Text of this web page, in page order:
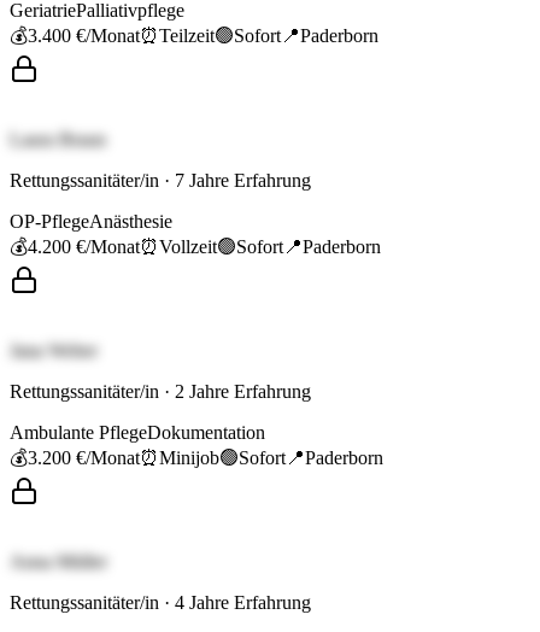
GeriatriePalliativpflege
💰3.400 €/Monat⏰Teilzeit🟢Sofort 📍Paderborn
Laura Braun
Rettungssanitäter/in · 7 Jahre Erfahrung
OP-PflegeAnästhesie
💰4.200 €/Monat⏰Vollzeit🟢Sofort 📍Paderborn
Jana Weber
Rettungssanitäter/in · 2 Jahre Erfahrung
Ambulante PflegeDokumentation
💰3.200 €/Monat⏰Minijob🟢Sofort 📍Paderborn
Anna Müller
Rettungssanitäter/in · 4 Jahre Erfahrung